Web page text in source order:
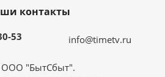
контакты
53 info@timetv.ru
ООО "БытСбыт".